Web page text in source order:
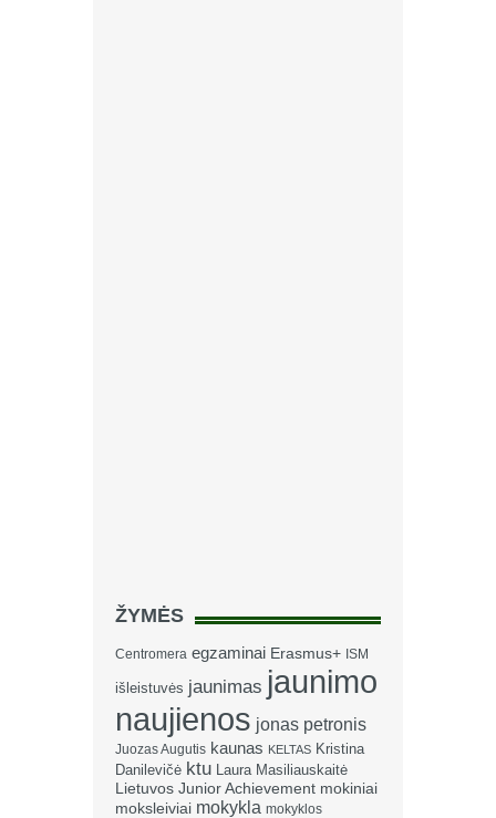
ŽYMĖS
Centromera egzaminai Erasmus+ ISM
išleistuvės jaunimas jaunimo
naujienos jonas petronis
Juozas Augutis kaunas KELTAS Kristina
Danilevičė ktu Laura Masiliauskaitė
Lietuvos Junior Achievement mokiniai
moksleiviai mokykla mokyklos